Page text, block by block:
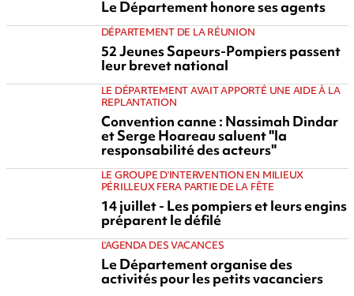
Le Département honore ses agents
DÉPARTEMENT DE LA RÉUNION
52 Jeunes Sapeurs-Pompiers passent
leur brevet national
LE DÉPARTEMENT AVAIT APPORTÉ UNE AIDE À LA
REPLANTATION
Convention canne : Nassimah Dindar
et Serge Hoareau saluent "la
responsabilité des acteurs"
LE GROUPE D'INTERVENTION EN MILIEUX
PÉRILLEUX FERA PARTIE DE LA FÊTE
14 juillet - Les pompiers et leurs engins
préparent le défilé
L'AGENDA DES VACANCES
Le Département organise des
activités pour les petits vacanciers